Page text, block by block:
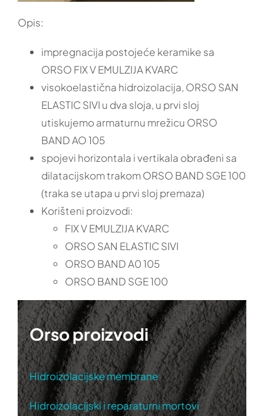
Opis:
impregnacija postojeće keramike sa
ORSO FIX V EMULZIJA KVARC
visokoelastična hidroizolacija, ORSO SAN
ELASTIC SIVI u dva sloja, u prvi sloj
utiskujemo armaturnu mrežicu ORSO
BAND AO 105
spojevi horizontala i vertikala obrađeni sa
dilatacijskom trakom ORSO BAND SGE 100
(traka se utapa u prvi sloj premaza)
Korišteni proizvodi:
FIX V EMULZIJA KVARC
ORSO SAN ELASTIC SIVI
ORSO BAND A0 105
ORSO BAND SGE 100
Orso proizvodi
Hidroizolacijske membrane
Hidroizolacijski i reparaturni mortovi